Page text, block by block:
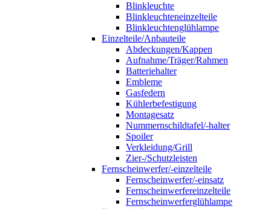
Blinkleuchte
Blinkleuchteneinzelteile
Blinkleuchtenglühlampe
Einzelteile/Anbauteile
Abdeckungen/Kappen
Aufnahme/Träger/Rahmen
Batteriehalter
Embleme
Gasfedern
Kühlerbefestigung
Montagesatz
Nummernschildtafel/-halter
Spoiler
Verkleidung/Grill
Zier-/Schutzleisten
Fernscheinwerfer/-einzelteile
Fernscheinwerfer/-einsatz
Fernscheinwerfereinzelteile
Fernscheinwerferglühlampe